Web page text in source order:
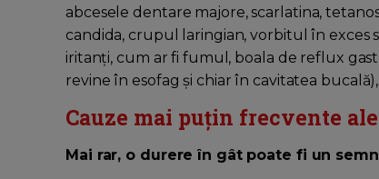
abcesele dentare majore, scarlatina,
candida, crupul laringian, vorbitul în exces
iritanți, cum ar fi fumul, boala de reflux
revine în esofag și chiar în cavitatea
Cauze mai puțin frecvente
Mai rar, o durere în gât poate fi un